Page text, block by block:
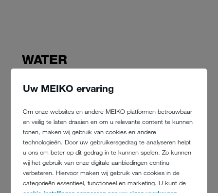
Uw MEIKO ervaring
Om onze websites en andere MEIKO platformen betrouwbaar
en veilig te laten draaien en om u relevante content te kunnen
tonen, maken wij gebruik van cookies en andere
technologieën. Door uw gebruikersgedrag te analyseren helpt
u ons om beter op dit gedrag in te kunnen spelen. Zo kunnen
wij het gebruik van onze digitale aanbiedingen continu
verbeteren. Hiervoor maken wij gebruik van cookies in de
categorieën essentieel, functioneel en marketing. U kunt de
WATER
Ons uitgebreide Product & Material
Compliance Management zorgt ervoor dat
gedurende de gehele levenscyclus van een
product aan alle wettelijke milieubepalingen
wordt voldaan.